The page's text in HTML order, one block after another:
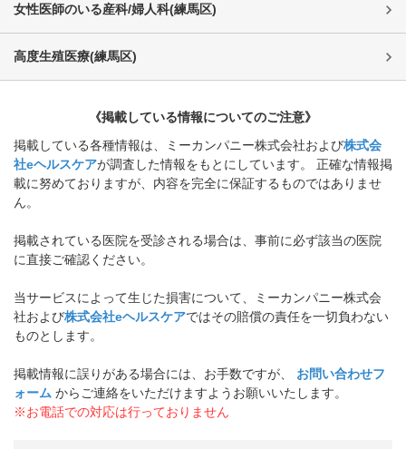
女性医師のいる産科/婦人科(練馬区)
高度生殖医療(練馬区)
《掲載している情報についてのご注意》
掲載している各種情報は、ミーカンパニー株式会社および株式会
社eヘルスケアが調査した情報をもとにしています。 正確な情報掲
載に努めておりますが、内容を完全に保証するものではありませ
ん。
掲載されている医院を受診される場合は、事前に必ず該当の医院
に直接ご確認ください。
当サービスによって生じた損害について、ミーカンパニー株式会
社および株式会社eヘルスケアではその賠償の責任を一切負わない
ものとします。
掲載情報に誤りがある場合には、お手数ですが、
お問い合わせフ
ォーム からご連絡をいただけますようお願いいたします。
※お電話での対応は行っておりません